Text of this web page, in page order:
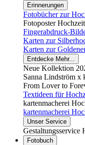
Erinnerungen
Fotobücher zur
Fotoposter Hochzeit
Fingerabdruck-
Karten zur
Karten zur
Entdecke Mehr...
Neue Kollektion
Sanna Lindström x
From Lover to
Textideen für
kartenmacherei
kartenmacherei
Unser Service
Gestaltungsservice
Fotobuch